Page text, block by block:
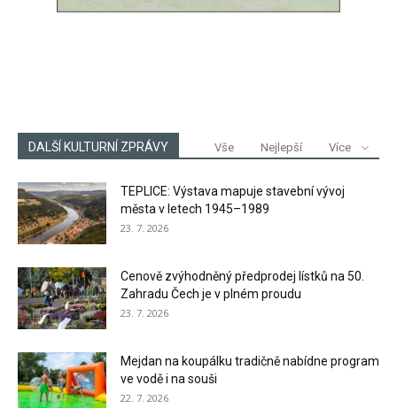
DALŠÍ KULTURNÍ ZPRÁVY Vše Nejlepší Více
TEPLICE: Výstava mapuje stavební vývoj
města v letech 1945–1989
23. 7. 2026
Cenově zvýhodněný předprodej lístků na 50.
Zahradu Čech je v plném proudu
23. 7. 2026
Mejdan na koupálku tradičně nabídne program
ve vodě i na souši
22. 7. 2026